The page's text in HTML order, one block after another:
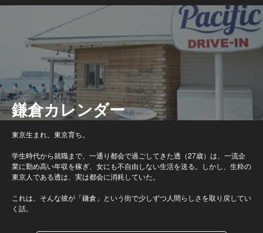
鎌倉カレンダー
東京生まれ、東京育ち。
学生時代から就職まで、一通り都会で過ごしてきた透（27歳）は、一流企
業に勤め高い年収を稼ぎ、女にも不自由しない生活を送る。しかし、生粋の
東京人である透は、実は都会に消耗していた。
これは、そんな彼が「鎌倉」という街で少しずつ人間らしさを取り戻してい
く話。